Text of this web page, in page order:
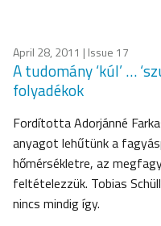
April 28, 2011 | Issue 17
A tudomány ‘kúl’ …
folyadékok
Fordította Adorjánné
anyagot lehűtünk a
hőmérsékletre, az
feltételezzük. Tobias
nincs mindig így.